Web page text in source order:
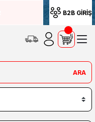
B2B GİRİŞ
ARA